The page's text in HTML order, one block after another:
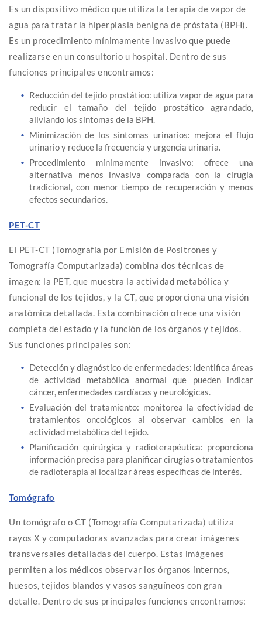
Es un dispositivo médico que utiliza la terapia de vapor de
agua para tratar la hiperplasia benigna de próstata (BPH).
Es un procedimiento mínimamente invasivo que puede
realizarse en un consultorio u hospital. Dentro de sus
funciones principales encontramos:
Reducción del tejido prostático: utiliza vapor de agua para
reducir el tamaño del tejido prostático agrandado,
aliviando los síntomas de la BPH.
Minimización de los síntomas urinarios: mejora el flujo
urinario y reduce la frecuencia y urgencia urinaria.
Procedimiento mínimamente invasivo: ofrece una
alternativa menos invasiva comparada con la cirugía
tradicional, con menor tiempo de recuperación y menos
efectos secundarios.
PET-CT
El PET-CT (Tomografía por Emisión de Positrones y
Tomografía Computarizada) combina dos técnicas de
imagen: la PET, que muestra la actividad metabólica y
funcional de los tejidos, y la CT, que proporciona una visión
anatómica detallada. Esta combinación ofrece una visión
completa del estado y la función de los órganos y tejidos.
Sus funciones principales son:
Detección y diagnóstico de enfermedades: identifica áreas
de actividad metabólica anormal que pueden indicar
cáncer, enfermedades cardíacas y neurológicas.
Evaluación del tratamiento: monitorea la efectividad de
tratamientos oncológicos al observar cambios en la
actividad metabólica del tejido.
Planificación quirúrgica y radioterapéutica: proporciona
información precisa para planificar cirugías o tratamientos
de radioterapia al localizar áreas específicas de interés.
Tomógrafo
Un tomógrafo o CT (Tomografía Computarizada) utiliza
rayos X y computadoras avanzadas para crear imágenes
transversales detalladas del cuerpo. Estas imágenes
permiten a los médicos observar los órganos internos,
huesos, tejidos blandos y vasos sanguíneos con gran
detalle. Dentro de sus principales funciones encontramos: